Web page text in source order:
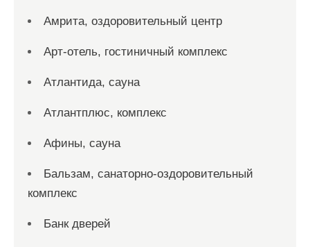
Амрита, оздоровительный центр
Арт-отель, гостиничный комплекс
Атлантида, сауна
Атлантплюс, комплекс
Афины, сауна
Бальзам, санаторно-оздоровительный
комплекс
Банк дверей